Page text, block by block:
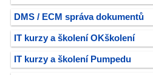
DMS / ECM správa dokumentů
IT kurzy a školení OKškolení
IT kurzy a školení Pumpedu